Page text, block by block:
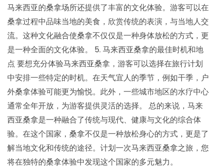
马来西亚的桑拿场所还提供了丰富的文化体验。游客可以在
桑拿过程中品味当地的美食，欣赏传统的表演，与当地人交
流。这种文化融合使桑拿不仅仅是一种身体放松的方式，更
是一种全面的文化体验。 5. 马来西亚桑拿的最佳时机和地
点 要想充分体验马来西亚桑拿，游客可以选择在旅行计划
中安排一些特定的时机。在天气宜人的季节，例如干季，户
外桑拿体验可能更为愉悦。此外，一些城市地区的水疗中心
通常全年开放，为游客提供灵活的选择。 总的来说，马来
西亚桑拿是一种融合了传统与现代、健康与文化的综合体
验。在这个国家，桑拿不仅是一种放松身心的方式，更是了
解当地文化和传统的途径。计划一次马来西亚桑拿之旅，您
将在独特的桑拿体验中发现这个国家的多元魅力。